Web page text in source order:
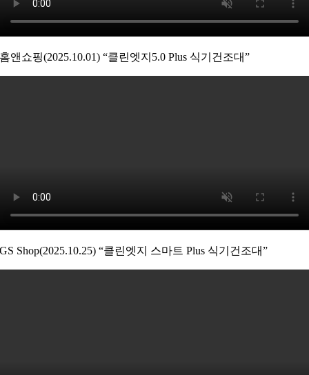
홈앤쇼핑(2025.10.01) “클린엣지5.0 Plus 식기건조대”
GS Shop(2025.10.25) “클린엣지 스마트 Plus 식기건조대”